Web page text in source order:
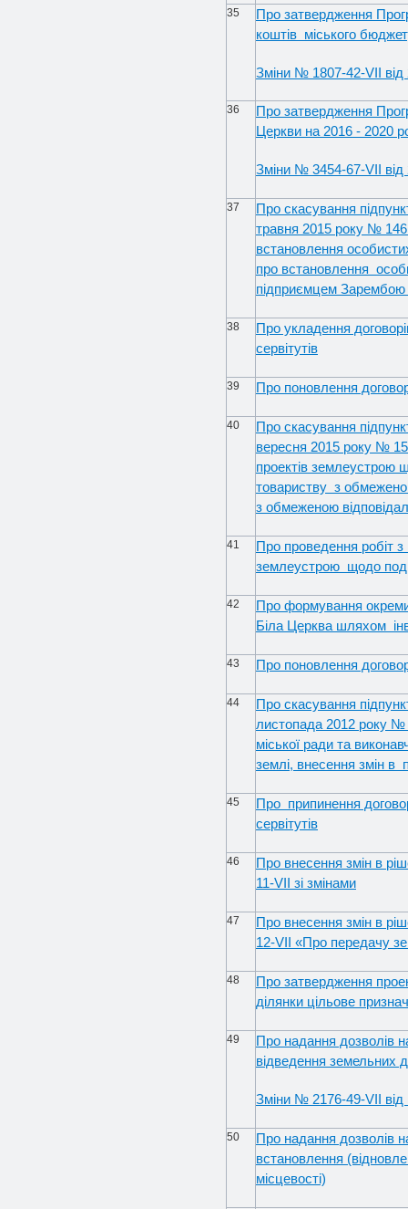
35
Про затвердження
коштів міського
Зміни № 1807-42-VII від
36
Про затвердження
Церкви на 2016 - 2020
Зміни № 3454-67-VII від
37
Про скасування
травня 2015 року №
встановлення
про встановлення
підприємцем Зарембою
38
Про укладення
сервітутів
39 Про поновлення
40
Про скасування
вересня 2015 року №
проектів землеустрою
товариству з
з обмеженою
41
Про проведення робіт з
землеустрою щодо
42
Про формування
Біла Церква шляхом
43 Про поновлення
44
Про скасування
листопада 2012 року №
міської ради та
землі, внесення змін в
45
Про припинення
сервітутів
46
Про внесення змін в
11-VII зі змінами
47
Про внесення змін в
12-VII «Про передачу
48
Про затвердження
ділянки цільове
49
Про надання дозволів
відведення земельних
Зміни № 2176-49-VIІ від
50
Про надання дозволів
встановлення
місцевості)